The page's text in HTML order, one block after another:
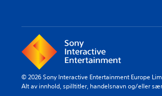
© 2026 Sony Interactive Entertainment Europe
Alt av innhold, spilltitler, handelsnavn og/eller